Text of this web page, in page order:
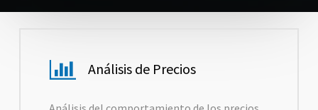
Análisis de Precios